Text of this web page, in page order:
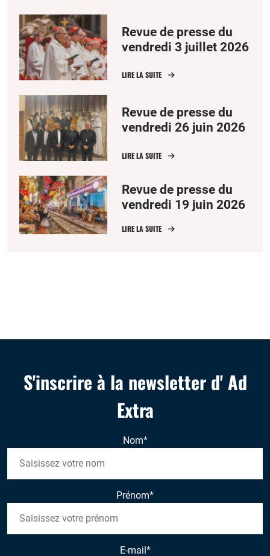
Revue de presse du
vendredi 3 juillet 2026
LIRE LA SUITE
Revue de presse du
vendredi 26 juin 2026
LIRE LA SUITE
Revue de presse du
vendredi 19 juin 2026
LIRE LA SUITE
S'inscrire à la newsletter d' Ad
Extra
Nom*
Prénom*
E-mail *